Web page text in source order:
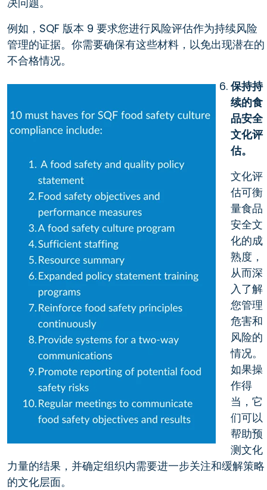
例如，SQF 版本 9 要求您进行风险评估作为持续风险
管理的证据。你需要确保有这些材料，以免出现潜在的
不合格情况。
保持持
续的食
品安全
文化评
估。
文化评
估可衡
量食品
安全文
化的成
熟度，
从而深
入了解
您管理
危害和
风险的
情况。
如果操
作得
当，它
们可以
帮助预
测文化
力量的结果，并确定组织内需要进一步关注和缓解策略
的文化层面。